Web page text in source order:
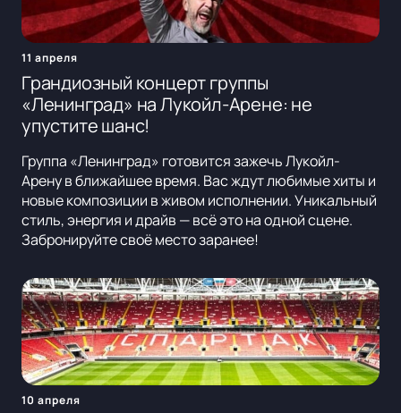
11 апреля
Грандиозный концерт группы
«Ленинград» на Лукойл-Арене: не
упустите шанс!
Группа «Ленинград» готовится зажечь Лукойл-
Арену в ближайшее время. Вас ждут любимые хиты и
новые композиции в живом исполнении. Уникальный
стиль, энергия и драйв — всё это на одной сцене.
Забронируйте своё место заранее!
10 апреля